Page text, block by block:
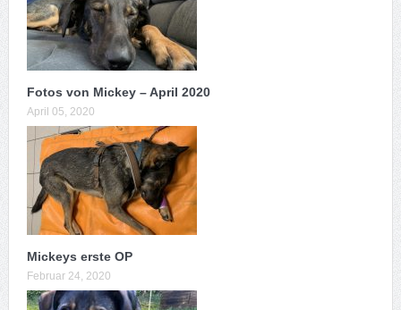
Fotos von Mickey – April 2020
April 05, 2020
Mickeys erste OP
Februar 24, 2020